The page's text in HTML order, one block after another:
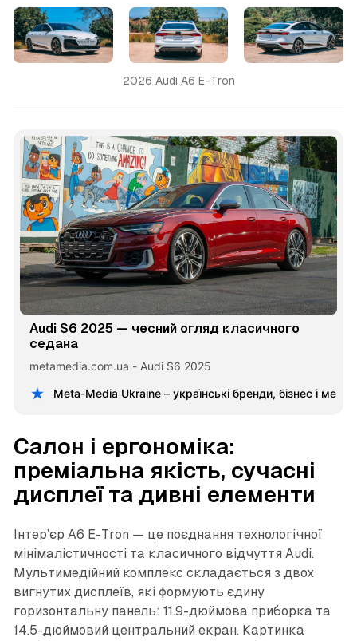
2026 Audi A6 E-Tron
Audi S6 2025 — чесний огляд класичного
седана
metamedia.com.ua - Audi S6 2025
Meta-Media Ukraine – українські бренди, бізнес і
Салон і ергономіка:
преміальна якість, сучасні
дисплеї та дивні елементи
Інтер’єр A6 E-Tron — це поєднання технологічної
мінімалістичності та класичного відчуття Audi.
Мультимедійний комплекс складається з двох
вигнутих дисплеїв, які формують єдину
горизонтальну панель: 11.9-дюймова приборка та
14.5-дюймовий центральний екран. Картинка